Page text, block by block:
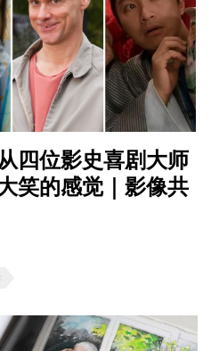
四位影史喜剧大师
笑的感觉｜影像共